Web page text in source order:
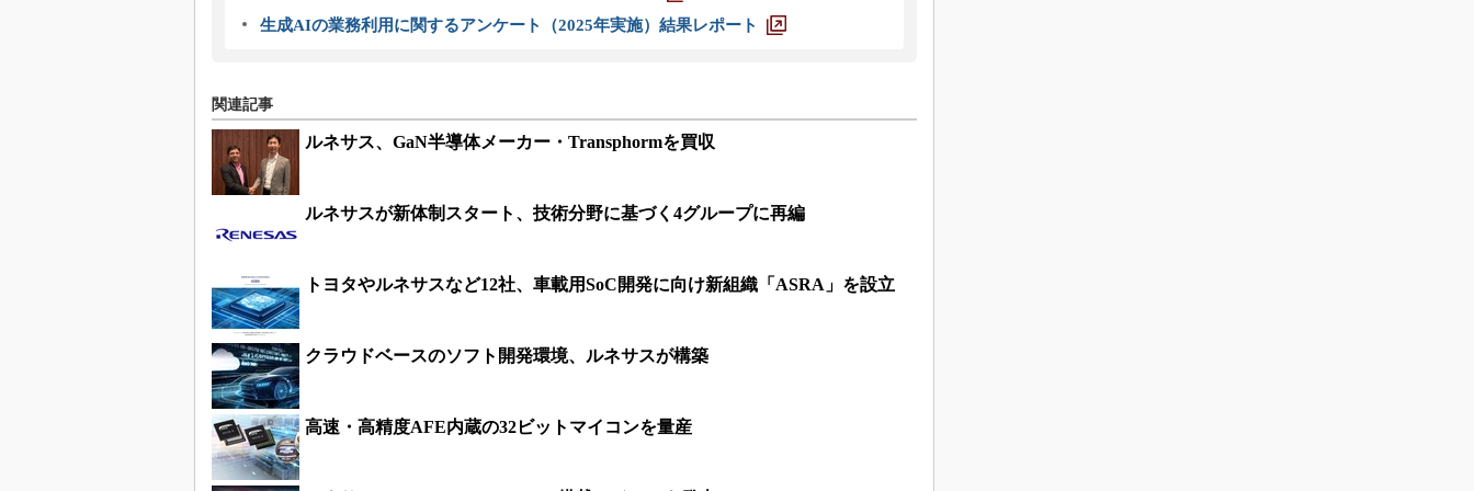
生成AIの業務利用に関するアンケート（2025年実施）結果レポート
関連記事
ルネサス、GaN半導体メーカー・Transphormを買収
ルネサスが新体制スタート、技術分野に基づく4グループに再編
トヨタやルネサスなど12社、車載用SoC開発に向け新組織「ASRA」を設立
クラウドベースのソフト開発環境、ルネサスが構築
高速・高精度AFE内蔵の32ビットマイコンを量産